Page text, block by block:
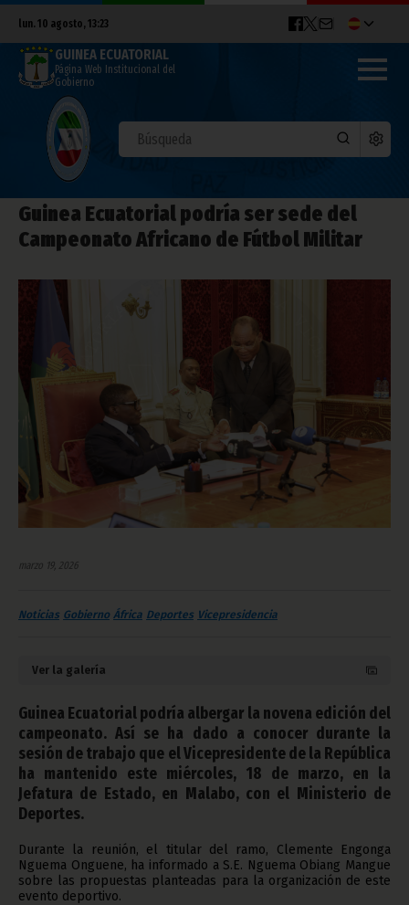
lun. 10 agosto, 13:23
GUINEA ECUATORIAL
Página Web Institucional del
Gobierno
Guinea Ecuatorial podría ser sede del
Campeonato Africano de Fútbol Militar
marzo 19, 2026
Noticias Gobierno África Deportes Vicepresidencia
Ver la galería
Guinea Ecuatorial podría albergar la novena edición del
campeonato. Así se ha dado a conocer durante la
sesión de trabajo que el Vicepresidente de la República
ha mantenido este miércoles, 18 de marzo, en la
Jefatura de Estado, en Malabo, con el Ministerio de
Deportes.
Durante la reunión, el titular del ramo, Clemente Engonga
Nguema Onguene, ha informado a S.E. Nguema Obiang Mangue
sobre las propuestas planteadas para la organización de este
evento deportivo.